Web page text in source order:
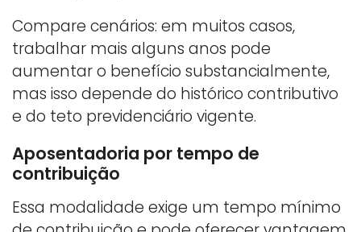
Compare cenários: em muitos casos,
trabalhar mais alguns anos pode
aumentar o benefício substancialmente,
mas isso depende do histórico contributivo
e do teto previdenciário vigente.
Aposentadoria por tempo de
contribuição
Essa modalidade exige um tempo mínimo